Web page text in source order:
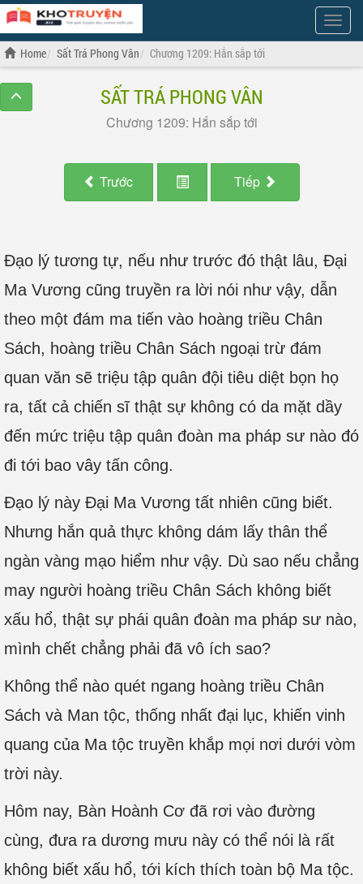
Show
Menu
Home Sất Trá Phong Vân Chương 1209: Hắn sắp tới
SẤT TRÁ PHONG VÂN
Chương 1209: Hắn sắp tới
Trước Tiếp
Đạo lý tương tự, nếu như trước đó thật lâu, Đại
Ma Vương cũng truyền ra lời nói như vậy, dẫn
theo một đám ma tiến vào hoàng triều Chân
Sách, hoàng triều Chân Sách ngoại trừ đám
quan văn sẽ triệu tập quân đội tiêu diệt bọn họ
ra, tất cả chiến sĩ thật sự không có da mặt dầy
đến mức triệu tập quân đoàn ma pháp sư nào đó
đi tới bao vây tấn công.
Đạo lý này Đại Ma Vương tất nhiên cũng biết.
Nhưng hắn quả thực không dám lấy thân thể
ngàn vàng mạo hiểm như vậy. Dù sao nếu chẳng
may người hoàng triều Chân Sách không biết
xấu hổ, thật sự phái quân đoàn ma pháp sư nào,
mình chết chẳng phải đã vô ích sao?
Không thể nào quét ngang hoàng triều Chân
Sách và Man tộc, thống nhất đại lục, khiến vinh
quang của Ma tộc truyền khắp mọi nơi dưới vòm
trời này.
Hôm nay, Bàn Hoành Cơ đã rơi vào đường
cùng, đưa ra dương mưu này có thể nói là rất
không biết xấu hổ, tới kích thích toàn bộ Ma tộc.